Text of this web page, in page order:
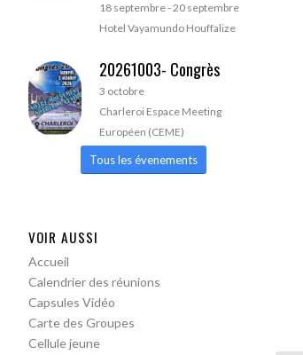
18 septembre-20 septembre
Hotel Vayamundo Houffalize
20261003- Congrès
3 octobre
Charleroi Espace Meeting
Européen (CEME)
Tous les évenements
VOIR AUSSI
Accueil
Calendrier des réunions
Capsules Vidéo
Carte des Groupes
Cellule jeune